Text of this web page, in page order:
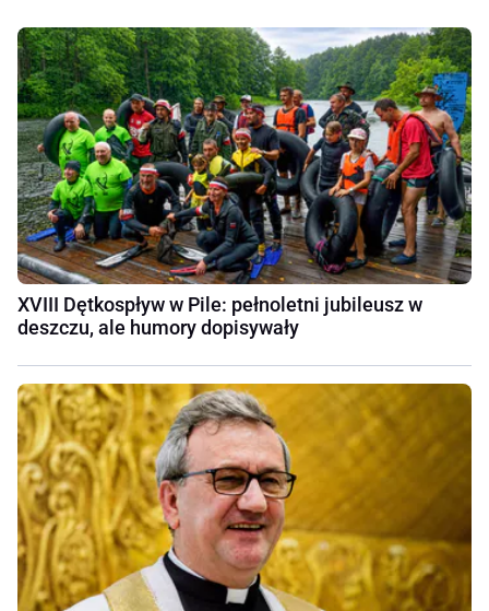
XVIII Dętkospływ w Pile: pełnoletni jubileusz w
deszczu, ale humory dopisywały